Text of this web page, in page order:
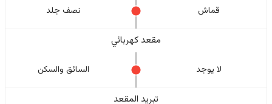
قماش نصف جلد
مقعد كهربائي
لا یوجد السائق والسکن
تبريد المقعد